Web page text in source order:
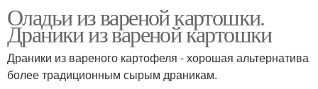
Оладьи из вареной картошки.
Драники из вареной картошки
Драники из вареного картофеля - хорошая альтернатива
более традиционным сырым драникам.